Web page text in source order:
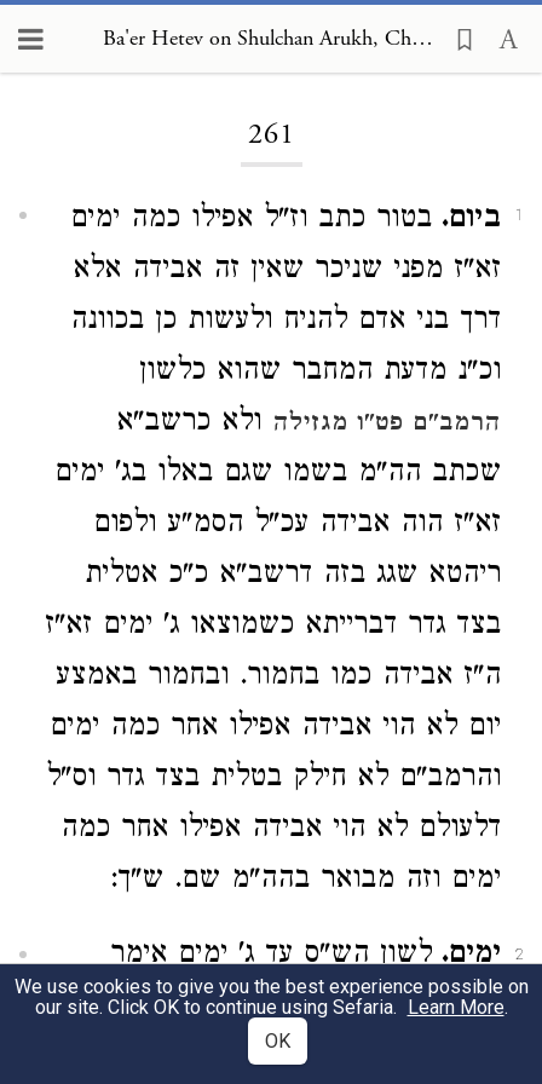
Ba'er Hetev on Shulchan Arukh, Choshen Mishpat 261
261
1 ביום. בטור כתב וז"ל אפילו כמה ימים
זא"ז מפני שניכר שאין זה אבידה אלא
דרך בני אדם להניח ולעשות כן בכוונה
וכ"נ מדעת המחבר שהוא כלשון
הרמב"ם פט"ו מגזילה ולא כרשב"א
שכתב הה"מ בשמו שגם באלו בג' ימים
זא"ז הוה אבידה עכ"ל הסמ"ע ולפום
ריהטא שגג בזה דרשב"א כ"כ אטלית
בצד גדר דברייתא כשמוצאו ג' ימים זא"ז
ה"ז אבידה כמו בחמור. ובחמור באמצע
יום לא הוי אבידה אפילו אחר כמה ימים
והרמב"ם לא חילק בטלית בצד גדר וס"ל
דלעולם לא הוי אבידה אפילו אחר כמה
ימים וזה מבואר בהה"מ שם. ש"ך:
2 ימים.לשון הש"ס עד ג' ימים אימר
אתרמויי אתרמי ונפקא טפי לא:
We use cookies to give you the best experience possible on
our site. Click OK to continue using Sefaria. Learn More.
OK